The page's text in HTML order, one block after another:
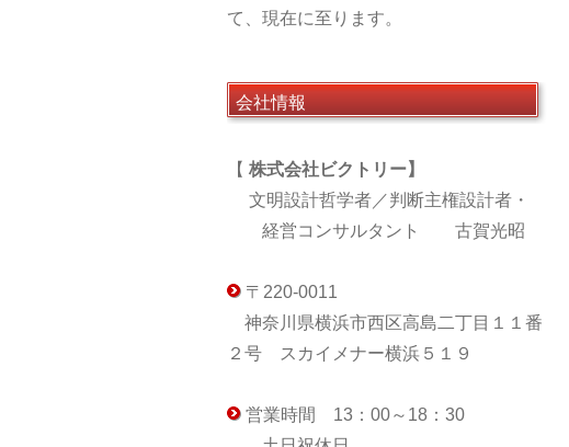
て、現在に至ります。
会社情報
【 株式会社ビクトリー】
文明設計哲学者／判断主権設計者・
経営コンサルタント 古賀光昭
〒220-0011
神奈川県横浜市西区高島二丁目１１番
２号 スカイメナー横浜５１９
営業時間 13：00～18：30